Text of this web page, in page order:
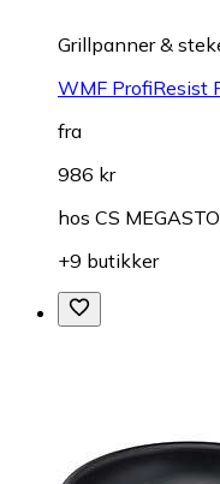
Grillpanner &
WMF ProfiResist
fra
986 kr
hos CS
+9 butikker